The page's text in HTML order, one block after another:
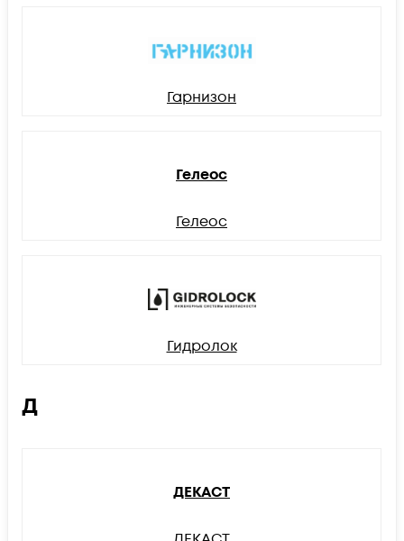
Гарнизон
Гелеос
Гелеос
Гидролок
Д
ДЕКАСТ